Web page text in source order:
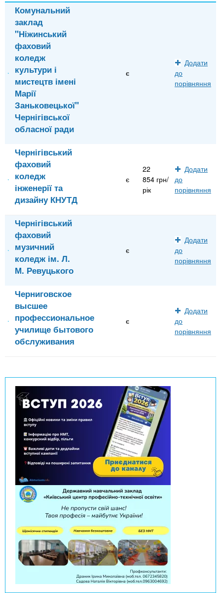
Комунальний
заклад
"Ніжинський
фаховий
коледж
культури і
мистецтв імені
Марії
Заньковецької"
Чернігівської
обласної ради
є
Додати
до
порівняння
Чернігівський
фаховий
коледж
інженерії та
дизайну КНУТД
є
22
854 грн/
рік
Додати
до
порівняння
Чернігівський
фаховий
музичний
коледж ім. Л.
М. Ревуцького
є
Додати
до
порівняння
Черниговское
высшее
профессиональное
училище бытового
обслуживания
є
Додати
до
порівняння